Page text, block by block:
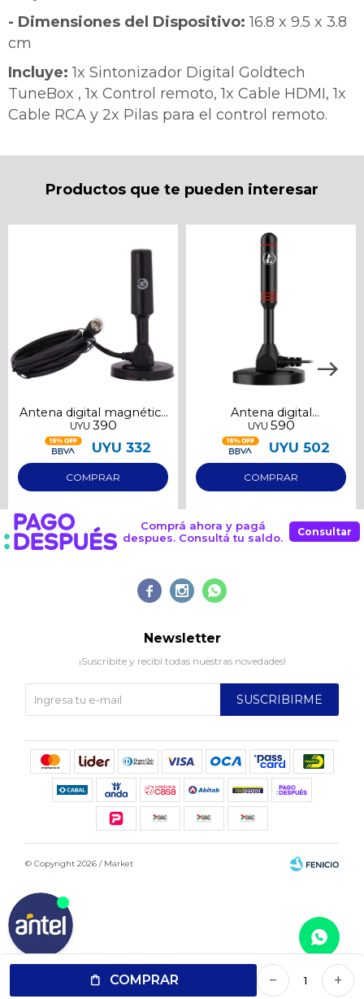
COMPRAR remove add
- Dimensiones del Dispositivo: 16.8 x 9.5 x 3.8
cm
Incluye:1x Sintonizador Digital Goldtech
TuneBox , 1x Control remoto, 1x Cable HDMI, 1x
Cable RCA y 2x Pilas para el control remoto.
Productos que te pueden interesar
Antena digital magnética
Goldtech para interior
UYU 390
UYU 332
Antena digital
sintonizador para Tv
UYU 590
UYU 502
Comprá ahora y pagá
despues. Consultá tu saldo.
Consultar
  
Newsletter
¡Suscribite y recibí todas nuestras novedades!
SUSCRIBIRME
© Copyright 2026 / Market
Fenicio